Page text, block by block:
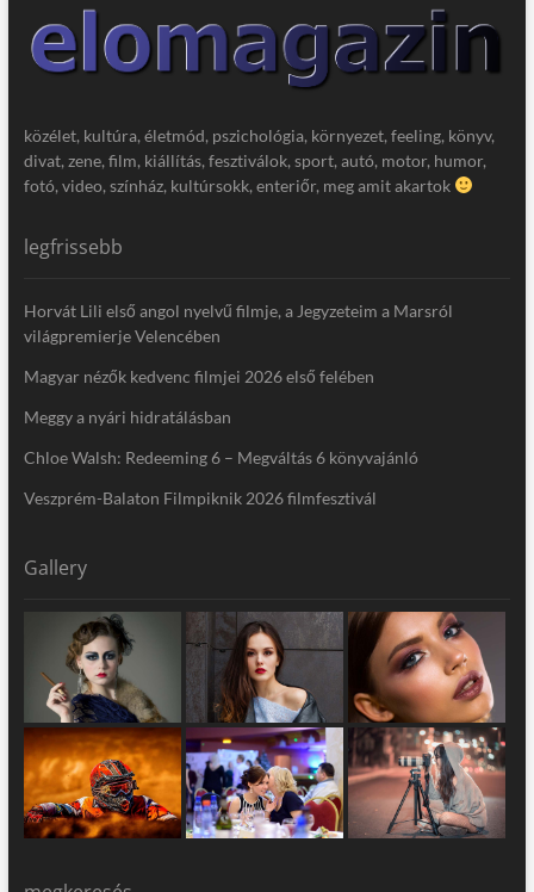
közélet, kultúra, életmód, pszichológia, környezet, feeling, könyv,
divat, zene, film, kiállítás, fesztiválok, sport, autó, motor, humor,
fotó, video, színház, kultúrsokk, enteriőr, meg amit akartok
legfrissebb
Horvát Lili első angol nyelvű filmje, a Jegyzeteim a Marsról
világpremierje Velencében
Magyar nézők kedvenc filmjei 2026 első felében
Meggy a nyári hidratálásban
Chloe Walsh: Redeeming 6 – Megváltás 6 könyvajánló
Veszprém-Balaton Filmpiknik 2026 filmfesztivál
Gallery